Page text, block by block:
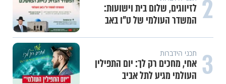
2 לזיווגים, שלום בית וישועות:
המשדר העולמי של ט"ו באב
3 תכני הידברות
אחי, מחכים רק לך: יום התפילין
העולמי מגיע לתל אביב